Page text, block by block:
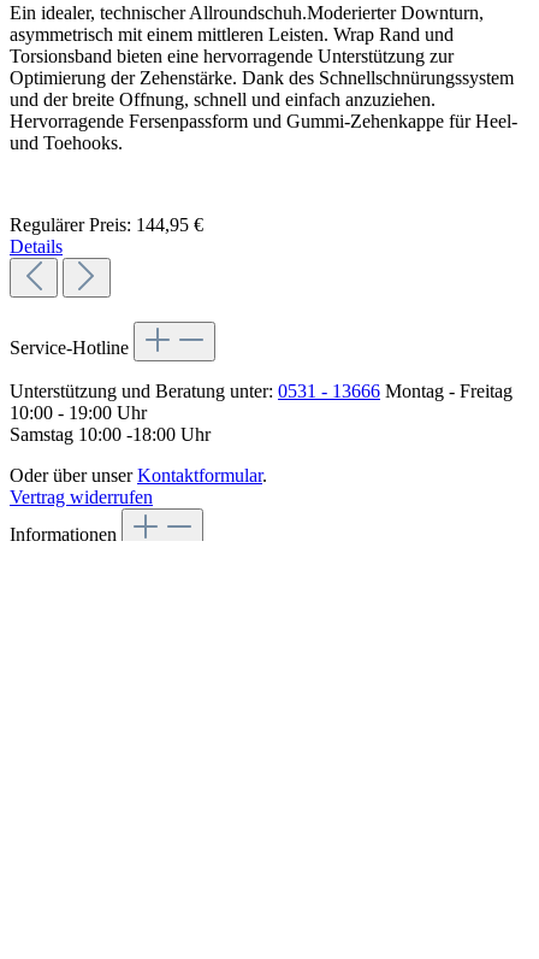
Ein idealer, technischer Allroundschuh.Moderierter Downturn,
asymmetrisch mit einem mittleren Leisten. Wrap Rand und
Torsionsband bieten eine hervorragende Unterstützung zur
Optimierung der Zehenstärke. Dank des Schnellschnürungssystem
und der breite Offnung, schnell und einfach anzuziehen.
Hervorragende Fersenpassform und Gummi-Zehenkappe für Heel-
und Toehooks.
Regulärer Preis: 144,95 €
Details
Service-Hotline
Unterstützung und Beratung unter: 0531 - 13666 Montag - Freitag
10:00 - 19:00 Uhr
Samstag 10:00 -18:00 Uhr
Oder über unserKontaktformular.
Vertrag widerrufen
Informationen